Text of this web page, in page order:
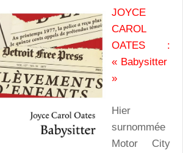
JOYCE
CAROL
OATES :
« Babysitter
»
Hier
surnommée
Motor City